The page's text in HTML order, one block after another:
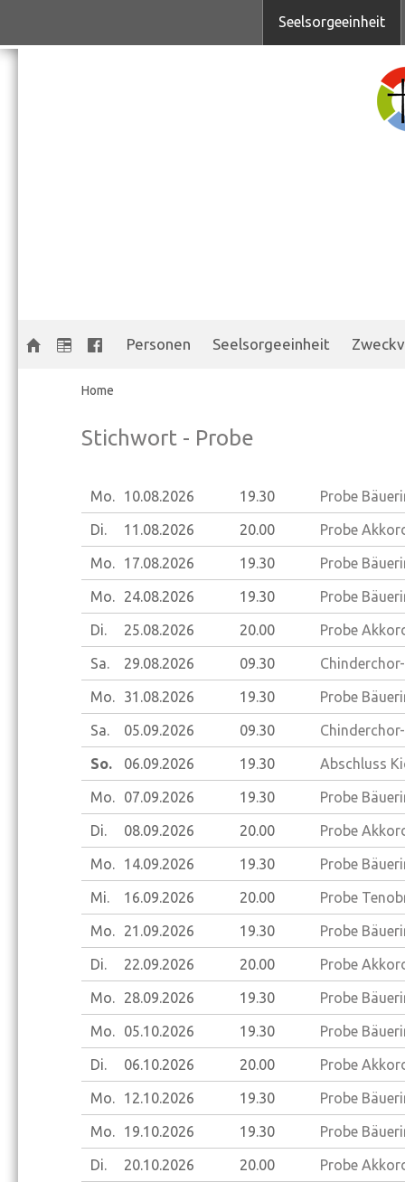
Seelsorgeeinheit
Personen Seelsorgeeinheit
Home
Stichwort - Probe
Mo. 10.08.2026 19.30 Probe
Di. 11.08.2026 20.00 Probe
Mo. 17.08.2026 19.30 Probe
Mo. 24.08.2026 19.30 Probe
Di. 25.08.2026 20.00 Probe
Sa. 29.08.2026 09.30
Mo. 31.08.2026 19.30 Probe
Sa. 05.09.2026 09.30
So. 06.09.2026 19.30 Abschluss
Mo. 07.09.2026 19.30 Probe
Di. 08.09.2026 20.00 Probe
Mo. 14.09.2026 19.30 Probe
Mi. 16.09.2026 20.00 Probe
Mo. 21.09.2026 19.30 Probe
Di. 22.09.2026 20.00 Probe
Mo. 28.09.2026 19.30 Probe
Mo. 05.10.2026 19.30 Probe
Di. 06.10.2026 20.00 Probe
Mo. 12.10.2026 19.30 Probe
Mo. 19.10.2026 19.30 Probe
Di. 20.10.2026 20.00 Probe